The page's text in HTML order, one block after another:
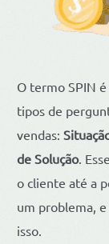
O termo SPIN
tipos de
vendas:
de Solução.
o cliente até a
um problema,
isso.